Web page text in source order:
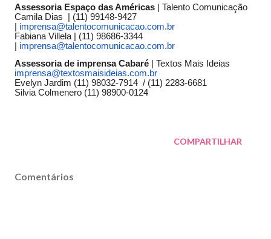
Assessoria Espaço das Américas | Talento Comunicação
Camila Dias | (11) 99148-9427
imprensa@talentocomunicacao.com.br
Fabiana Villela | (11) 98686-3344
imprensa@talentocomunicacao.com.br
Assessoria de imprensa Cabaré
| Textos Mais Ideias
imprensa@textosmaisideias.com.br
Evelyn Jardim (11) 98032-7914 / (11) 2283-6681
Silvia Colmenero (11) 98900-0124
COMPARTILHAR
Comentários